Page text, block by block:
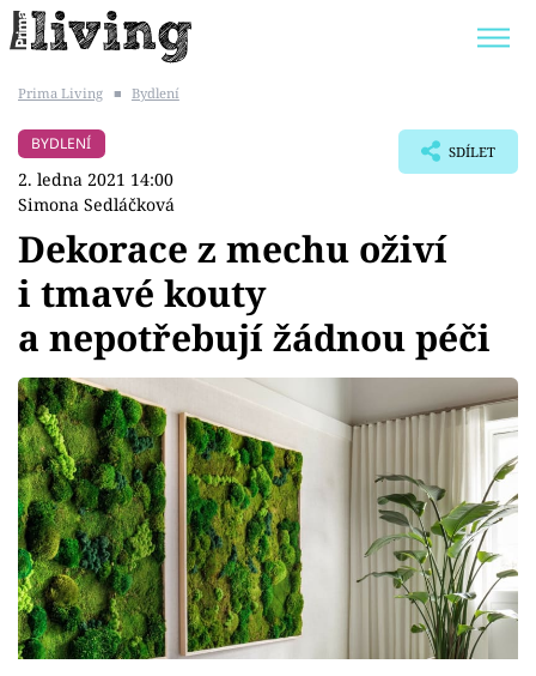
BYDLENÍ SLAVNÝCH
Témata
Bydlení
Zahrada
Design
Sledujte prima+
Přihlášení
Prima Living ■ Bydlení
BYDLENÍ
2. ledna 2021 14:00
Simona Sedláčková
SDÍLET
Dekorace z mechu oživí
i tmavé kouty
a nepotřebují žádnou péči